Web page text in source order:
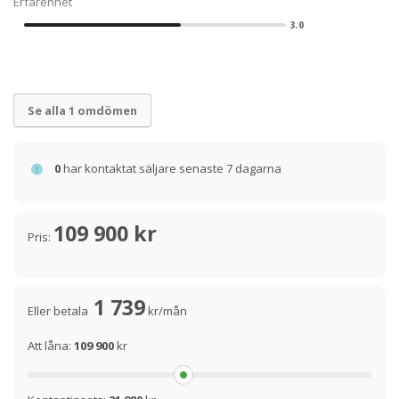
och nytta av ditt fordon eller maskin.
3.0
Se alla 1 omdömen
0har kontaktat säljare senaste 7 dagarna
Pris: 109 900 kr
Eller betala 1 739kr/mån
Att låna: 109 900kr